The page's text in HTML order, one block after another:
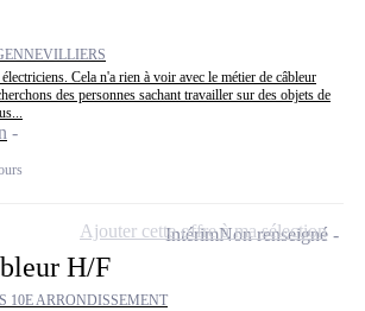
Cela n'a rien à voir avec le métier de câbleur
des personnes sachant travailler sur des objets de
H/F
10E ARRONDISSEMENT
IntérimNon renseigné
Ajouter cette offre à ma sélection